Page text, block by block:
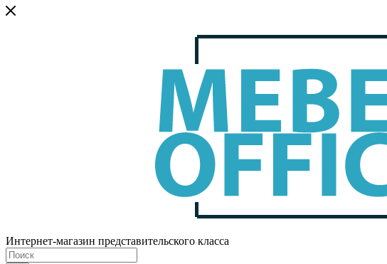
Интернет-магазин представительского класса